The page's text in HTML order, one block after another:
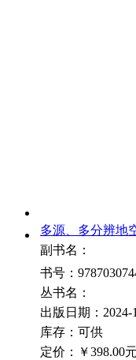
多源、多分辨地
副书名：
书号：
丛书名：
出版日期：2024-
库存：可供
定价：
￥398.00元